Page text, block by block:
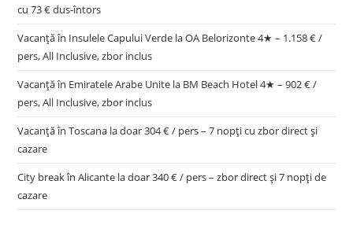
cu 73 € dus-întors
Vacanță în Insulele Capului Verde la OA Belorizonte 4★ – 1.158 € /
pers, All Inclusive, zbor inclus
Vacanță în Emiratele Arabe Unite la BM Beach Hotel 4★ – 902 € /
pers, All Inclusive, zbor inclus
Vacanță în Toscana la doar 304 € / pers – 7 nopți cu zbor direct și
cazare
City break în Alicante la doar 340 € / pers – zbor direct și 7 nopți de
cazare